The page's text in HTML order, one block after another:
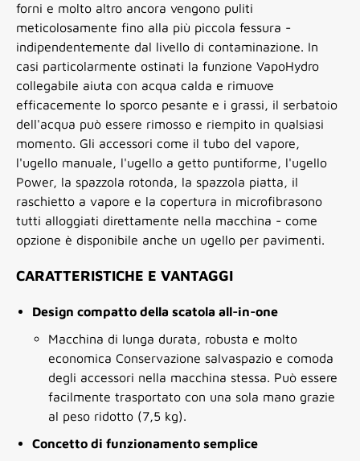
forni e molto altro ancora vengono puliti
meticolosamente fino alla più piccola fessura -
indipendentemente dal livello di contaminazione. In
casi particolarmente ostinati la funzione VapoHydro
collegabile aiuta con acqua calda e rimuove
efficacemente lo sporco pesante e i grassi, il serbatoio
dell'acqua può essere rimosso e riempito in qualsiasi
momento. Gli accessori come il tubo del vapore,
l'ugello manuale, l'ugello a getto puntiforme, l'ugello
Power, la spazzola rotonda, la spazzola piatta, il
raschietto a vapore e la copertura in microfibrasono
tutti alloggiati direttamente nella macchina - come
opzione è disponibile anche un ugello per pavimenti.
CARATTERISTICHE E VANTAGGI
Design compatto della scatola all-in-one
Macchina di lunga durata, robusta e molto
economica Conservazione salvaspazio e comoda
degli accessori nella macchina stessa. Può essere
facilmente trasportato con una sola mano grazie
al peso ridotto (7,5 kg).
Concetto di funzionamento semplice